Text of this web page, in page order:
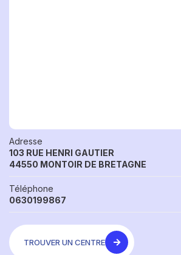
Adresse
103 RUE HENRI GAUTIER
44550 MONTOIR DE BRETAGNE
Téléphone
0630199867
TROUVER UN CENTRE